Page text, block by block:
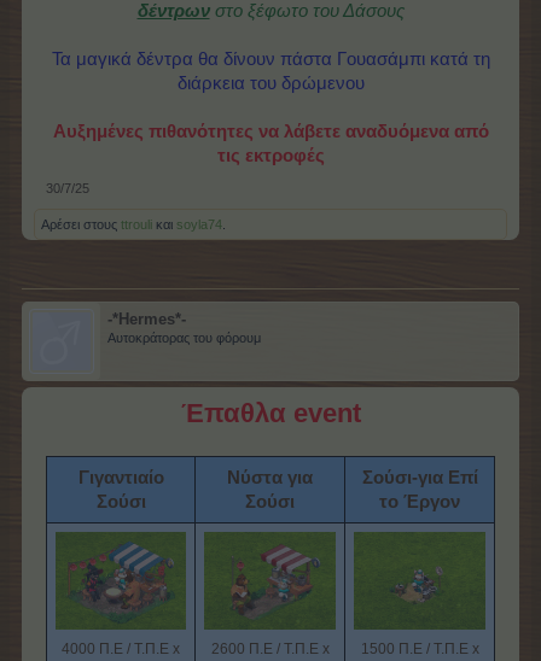
δέντρων στο ξέφωτο του Δάσους
Τα μαγικά δέντρα θα δίνουν πάστα Γουασάμπι κατά τη
διάρκεια του δρώμενου
Αυξημένες πιθανότητες να λάβετε αναδυόμενα από
τις εκτροφές
30/7/25
Αρέσει στους ttrouli και soyla74
-*Hermes*-
Αυτοκράτορας του φόρουμ
Έπαθλα event
Γιγαντιαίο
Σούσι
Νύστα για
Σούσι
Σούσι-για Επί
το Έργον
4000 Π.Ε / Τ.Π.Ε x
2600 Π.Ε / Τ.Π.Ε x
1500 Π.Ε / Τ.Π.Ε x